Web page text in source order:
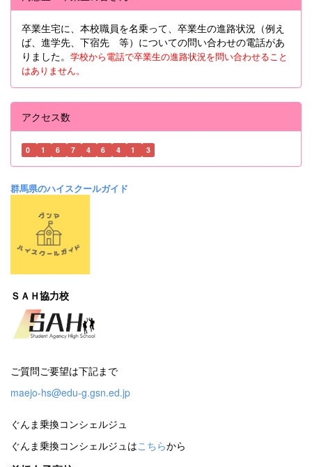
卒業生宅に、本校職員を名乗って、卒業生の進路状況（例え
ば、進学先、下宿先 等）についての問い合わせの電話があ
りました。 学校から電話で卒業生の進路状況を問い合わせること
はありません。
アクセス数
0 1 6 7 4 6 4 1 3
群馬県のハイスクールガイド
ＳＡＨ協力校
ご質問ご要望は下記まで
maejo-hs@edu-g.gsn.ed.jp
ぐんま乗換コンシェルジュ
ぐんま乗換コンシェルジュはこちらから